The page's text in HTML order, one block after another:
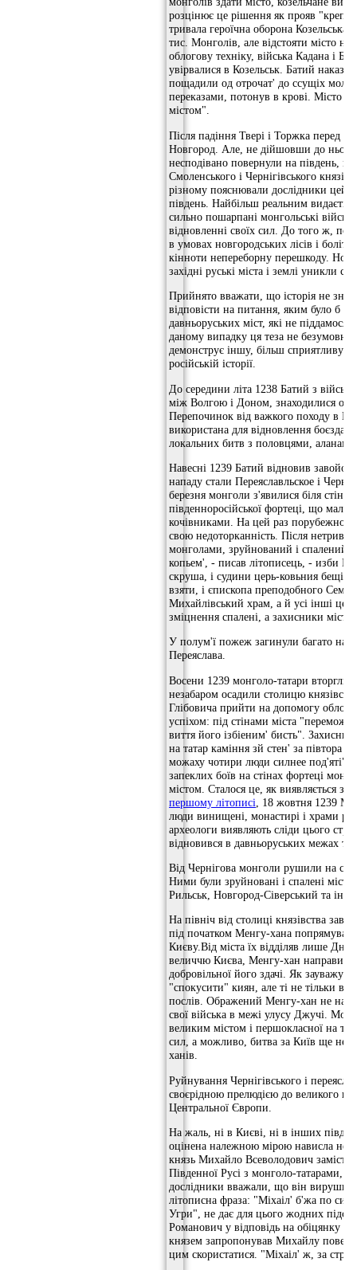
розцінює це рішення як прояв
тривала героїчна оборона
тис. Монголів, але відстояти місто
облогову техніку, війська Кадана і
увірвалися в Козельськ. Батий
пощадили од отрочат' до ссущіх
переказами, потонув в крові. Місто
містом".
Після падіння Твері і Торжка перед
Новгород. Але, не дійшовши до нього
несподівано повернули на південь,
Смоленського і Чернігівського
різному пояснювали дослідники цей
південь. Найбільш реальним
сильно пошарпані монгольські
відновленні своїх сил. До того ж,
в умовах новгородських лісів і боліт
кінноти непереборну перешкоду.
західні руські міста і землі уникли
Прийнято вважати, що історія не
відповісти на питання, яким було б
давньоруських міст, які не
даному випадку ця теза не
демонструє іншу, більш сприятливу
російській історії.
До середини літа 1238 Батий з
між Волгою і Доном, знаходилися
Перепочинок від важкого походу в
використана для відновлення
локальних битв з половцями,
Навесні 1239 Батий відновив
нападу стали Переяславльское і
березня монголи з'явилися біля стін
південноросійської фортеці, що мала
кочівниками. На цей раз порубежной
свою недоторканність. Після
монголами, зруйнований і спалений.
копьем', - писав літописець, - изби
скруша, і судини церь-ковьния
взяти, і єпископа преподобного
Михайлівський храм, а й усі інші
зміцнення спалені, а захисники
У полум'ї пожеж загинули багато
Переяслава.
Восени 1239 монголо-татари
незабаром осадили столицю
Глібовича прийти на допомогу
успіхом: під стінами міста
виття його ізбіеним' бисть".
на татар каміння зй стен' за півтора
можаху чотири люди силнее под'яті".
запеклих боїв на стінах фортеці
містом. Сталося це, як виявляється з
першому літописі , 18 жовтня 1239
люди винищені, монастирі і храми
археологи виявляють сліди цього
відновився в давньоруських межах
Від Чернігова монголи рушили на
Ними були зруйновані і спалені
Рильськ, Новгород-Сіверський та
На північ від столиці князівства
під початком Менгу-хана
Києву.Від міста їх відділяв лише
величчю Києва, Менгу-хан направив
добровільної його здачі. Як зауважує
"спокусити" киян, але ті не тільки
послів. Ображений Менгу-хан не
свої війська в межі улусу Джучі.
великим містом і першокласної на ті
сил, а можливо, битва за Київ ще не
ханів.
Руйнування Чернігівського і
своєрідною прелюдією до великого
Центральної Європи.
На жаль, ні в Києві, ні в інших
оцінена належною мірою нависла
князь Михайло Всеволодович замість
Південної Русі з монголо-татарами,
дослідники вважали, що він вирушив
літописна фраза: "Міхаіл' б'жа по
Угри", не дає для цього жодних
Романович у відповідь на обіцянку
князем запропонував Михайлу
цим скористатися. "Міхаіл' ж, за